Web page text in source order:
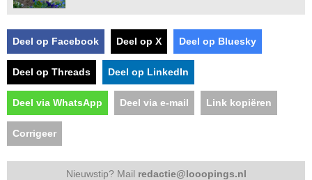
Deel op Facebook Deel op X Deel op Bluesky
Deel op Threads Deel op LinkedIn
Deel via WhatsApp Deel via e-mail Link kopiëren
Corrigeer
Nieuwstip? Mail redactie@looopings.nl